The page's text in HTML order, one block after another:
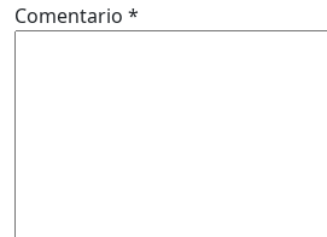
Comentario *